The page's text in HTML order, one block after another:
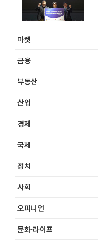
마켓
금융
부동산
산업
경제
국제
정치
사회
오피니언
문화·라이프